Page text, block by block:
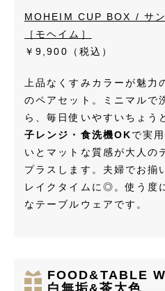
MOHEIM CUP BOX / サ
［モヘイム］
￥9,900（税込）
上品なくすみカラーが魅力
のペアセット。ミニマルで
ら、毎日使いやすいちょう
子レンジ・食洗機OKで実
いとマットな質感が大人の
プラスします。夫婦でお揃
レイクタイムに◎。使う度
なテーブルウェアです。
FOOD&TABLE